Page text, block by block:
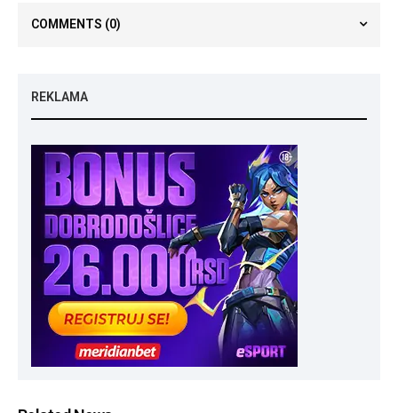
COMMENTS (0)
REKLAMA